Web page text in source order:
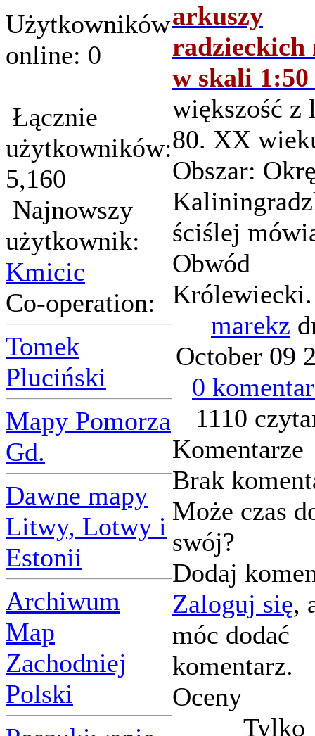
Użytkowników
online: 0
Łącznie
użytkowników:
5,160
Najnowszy
użytkownik:
Kmicic
Co-operation:
Tomek
Pluciński
Mapy Pomorza
Gd.
Dawne mapy
Litwy, Lotwy i
Estonii
Archiwum
Map
Zachodniej
Polski
arkuszy
radzieckich
w skali 1:50
większość z
80. XX
Obszar:
ściślej
Obwód
Królewiecki.
marekz
October 09
0
1110
Komentarze
Brak
Może czas
swój?
Dodaj
Zaloguj się,
móc dodać
komentarz.
Oceny
Tylko